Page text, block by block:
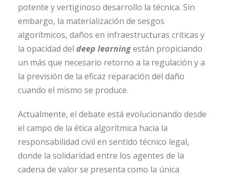
potente y vertiginoso desarrollo la técnica. Sin
embargo, la materialización de sesgos
algorítmicos, daños en infraestructuras críticas y
la opacidad del deep learningestán propiciando
un más que necesario retorno a la regulación y a
la previsión de la eficaz reparación del daño
cuando el mismo se produce.
Actualmente, el debate está evolucionando desde
el campo de la ética algorítmica hacia la
responsabilidad civil en sentido técnico legal,
donde la solidaridad entre los agentes de la
cadena de valor se presenta como la única